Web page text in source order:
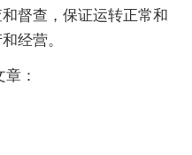
督查，保证运转正常和
经营。
：